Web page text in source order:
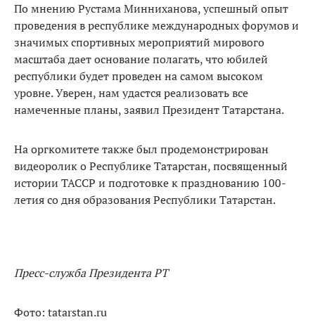
По мнению Рустама Минниханова, успешный опыт
проведения в республике международных форумов и
значимых спортивных мероприятий мирового
масштаба дает основание полагать, что юбилей
республики будет проведен на самом высоком
уровне. Уверен, нам удастся реализовать все
намеченные планы, заявил Президент Татарстана.
На оргкомитете также был продемонстрирован
видеоролик о Республике Татарстан, посвященный
истории ТАССР и подготовке к празднованию 100-
летия со дня образования Республики Татарстан.
Пресс-служба Президента РТ
Фото: tatarstan.ru